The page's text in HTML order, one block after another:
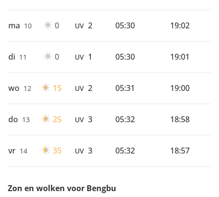
ma 10 0 UV 2 05:30 19:02
di 11 0 UV 1 05:30 19:01
wo 12 15 UV 2 05:31 19:00
do 13 25 UV 3 05:32 18:58
vr 14 35 UV 3 05:32 18:57
Zon en wolken voor Bengbu